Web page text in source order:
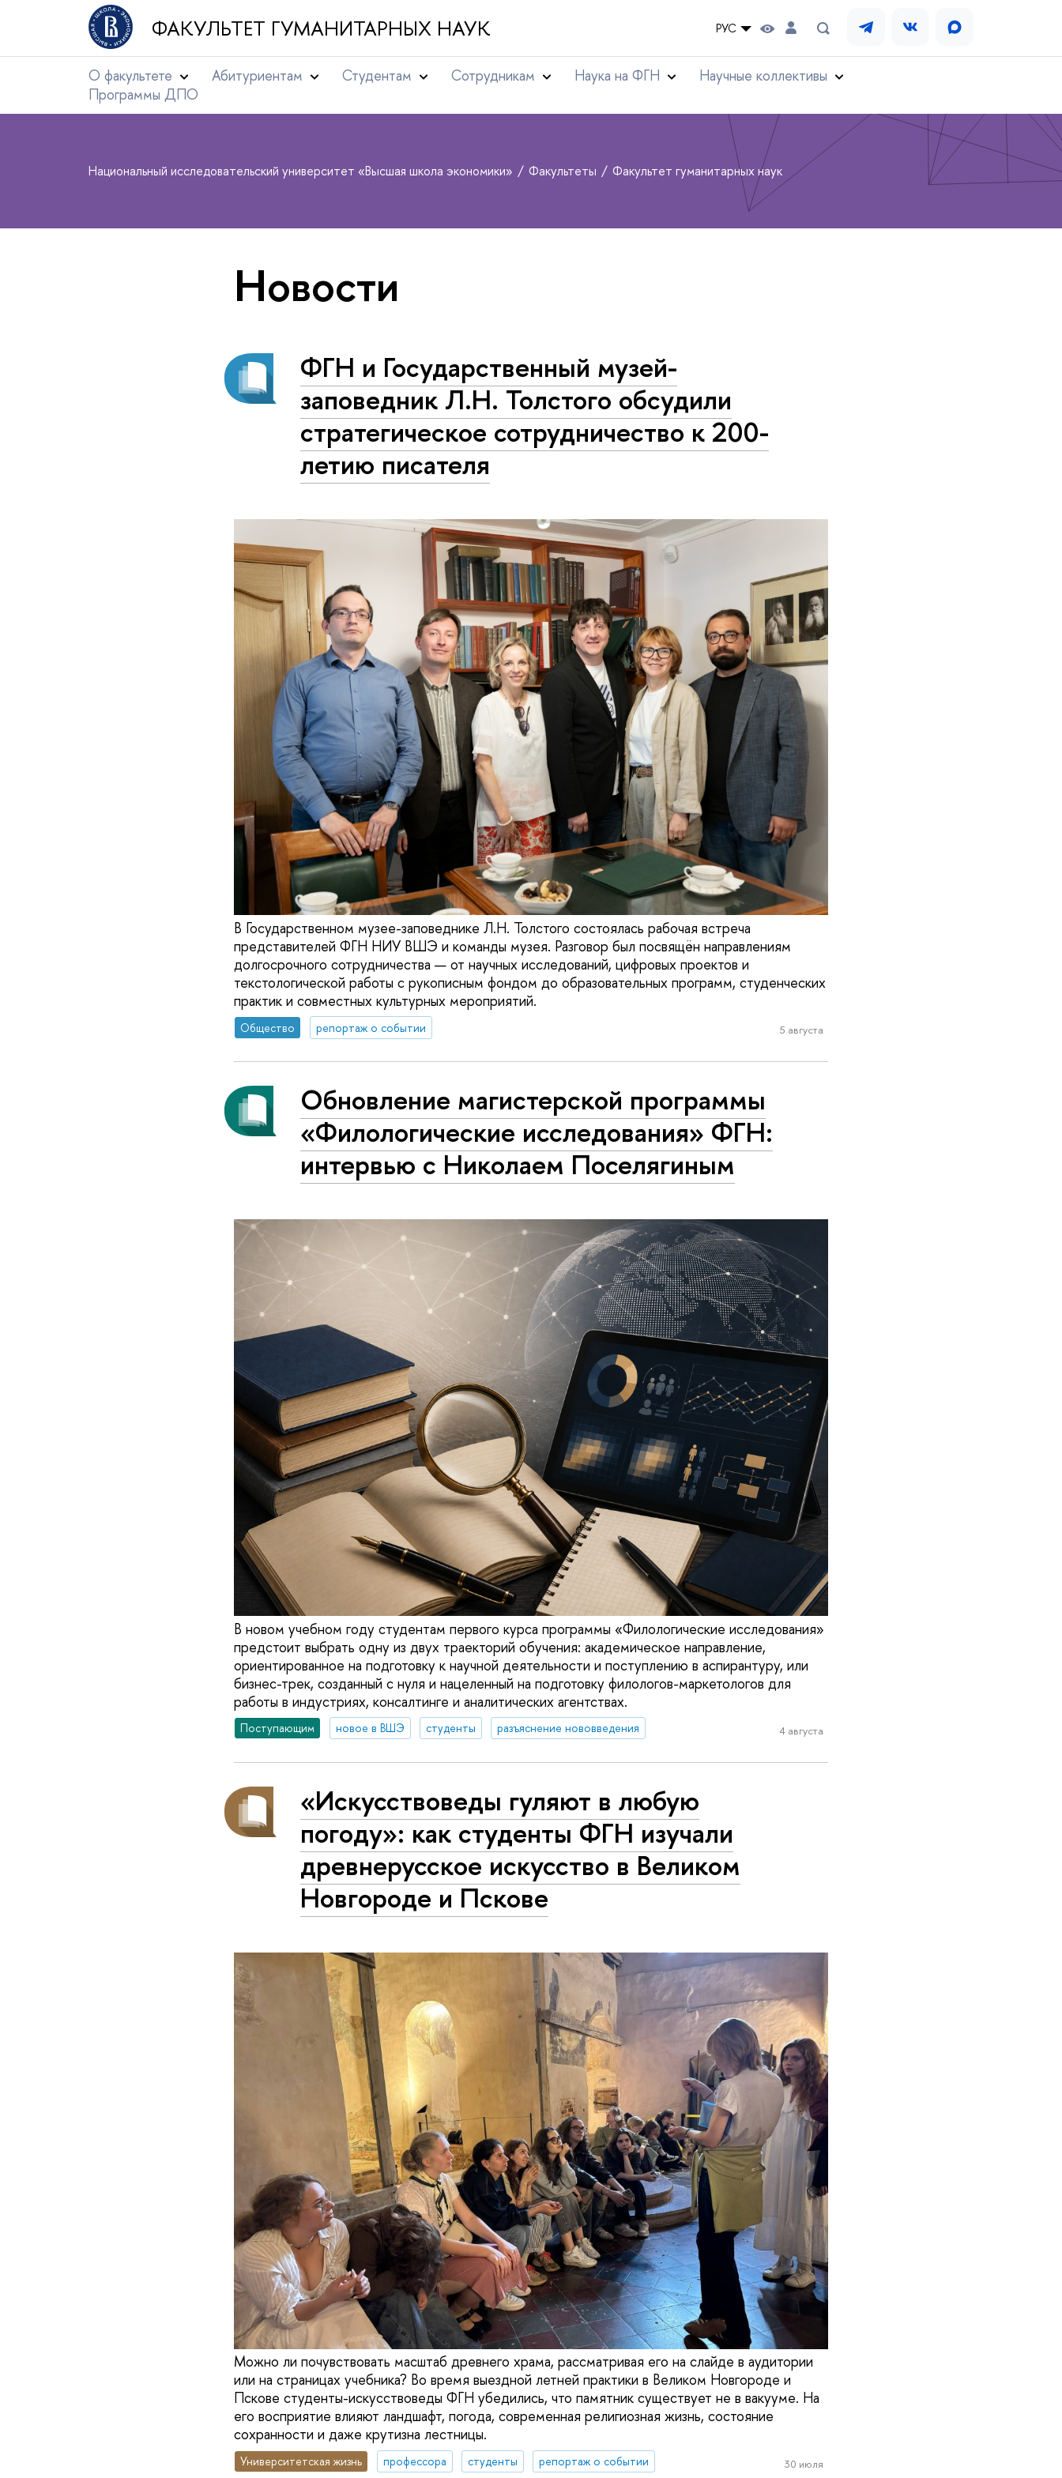
ФАКУЛЬТЕТ ГУМАНИТАРНЫХ НАУК РУС
О факультете Абитуриентам Студентам Сотрудникам Наука на ФГН
Научные коллективы
Программы ДПО
Национальный исследовательский университет «Высшая школа экономики» Факультеты Факультет гуманитарных наук
Новости
ФГН и Государственный музей-
заповедник Л.Н. Толстого обсудили
стратегическое сотрудничество к 200-
летию писателя
В Государственном музее-заповеднике Л.Н. Толстого состоялась рабочая встреча
представителей ФГН НИУ ВШЭ и команды музея. Разговор был посвящён направлениям
долгосрочного сотрудничества — от научных исследований, цифровых проектов и
текстологической работы с рукописным фондом до образовательных программ, студенческих
практик и совместных культурных мероприятий.
Общество репортаж о событии 5 августа
Обновление магистерской программы
«Филологические исследования» ФГН:
интервью с Николаем Поселягиным
В новом учебном году студентам первого курса программы «Филологические исследования»
предстоит выбрать одну из двух траекторий обучения: академическое направление,
ориентированное на подготовку к научной деятельности и поступлению в аспирантуру, или
бизнес-трек, созданный с нуля и нацеленный на подготовку филологов-маркетологов для
работы в индустриях, консалтинге и аналитических агентствах.
Поступающим новое в ВШЭ студенты разъяснение нововведения 4 августа
«Искусствоведы гуляют в любую
погоду»: как студенты ФГН изучали
древнерусское искусство в Великом
Новгороде и Пскове
Можно ли почувствовать масштаб древнего храма, рассматривая его на слайде в аудитории
или на страницах учебника? Во время выездной летней практики в Великом Новгороде и
Пскове студенты-искусствоведы ФГН убедились, что памятник существует не в вакууме. На
его восприятие влияют ландшафт, погода, современная религиозная жизнь, состояние
сохранности и даже крутизна лестницы.
Университетская жизнь профессора студенты репортаж о событии 30 июля